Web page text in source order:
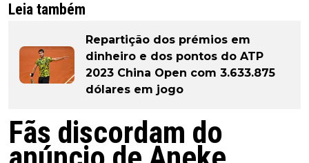
Leia também
Repartição dos prémios em
dinheiro e dos pontos do ATP
2023 China Open com 3.633.875
dólares em jogo
Fãs discordam do